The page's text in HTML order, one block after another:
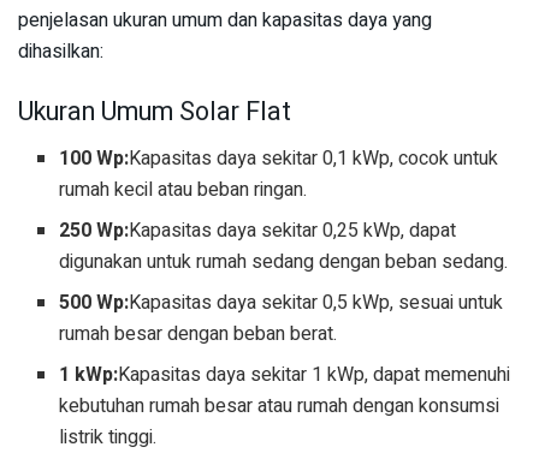
penjelasan ukuran umum dan kapasitas daya yang
dihasilkan:
Ukuran Umum Solar Flat
100 Wp:Kapasitas daya sekitar 0,1 kWp, cocok untuk
rumah kecil atau beban ringan.
250 Wp:Kapasitas daya sekitar 0,25 kWp, dapat
digunakan untuk rumah sedang dengan beban sedang.
500 Wp:Kapasitas daya sekitar 0,5 kWp, sesuai untuk
rumah besar dengan beban berat.
1 kWp:Kapasitas daya sekitar 1 kWp, dapat memenuhi
kebutuhan rumah besar atau rumah dengan konsumsi
listrik tinggi.